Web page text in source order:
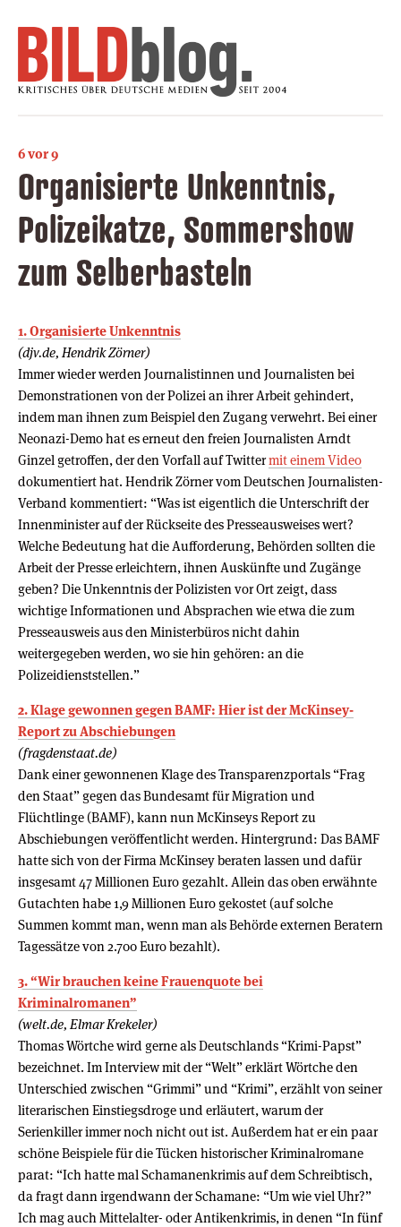
6 vor 9
Organisierte Unkenntnis,
Polizeikatze, Sommershow
zum Selberbasteln
1. Organisierte Unkenntnis
(djv.de, Hendrik Zörner)
Immer wieder werden Journalistinnen und Journalisten bei
Demonstrationen von der Polizei an ihrer Arbeit gehindert,
indem man ihnen zum Beispiel den Zugang verwehrt. Bei einer
Neonazi-Demo hat es erneut den freien Journalisten Arndt
Ginzel getroffen, der den Vorfall auf Twittermit einem Video
dokumentiert hat. Hendrik Zörner vom Deutschen Journalisten-
Verband kommentiert: “Was ist eigentlich die Unterschrift der
Innenminister auf der Rückseite des Presseausweises wert?
Welche Bedeutung hat die Aufforderung, Behörden sollten die
Arbeit der Presse erleichtern, ihnen Auskünfte und Zugänge
geben? Die Unkenntnis der Polizisten vor Ort zeigt, dass
wichtige Informationen und Absprachen wie etwa die zum
Presseausweis aus den Ministerbüros nicht dahin
weitergegeben werden, wo sie hin gehören: an die
Polizeidienststellen.”
2. Klage gewonnen gegen BAMF: Hier ist der McKinsey-
Report zu Abschiebungen
(fragdenstaat.de)
Dank einer gewonnenen Klage des Transparenzportals “Frag
den Staat” gegen das Bundesamt für Migration und
Flüchtlinge (BAMF), kann nun McKinseys Report zu
Abschiebungen veröffentlicht werden. Hintergrund: Das BAMF
hatte sich von der Firma McKinsey beraten lassen und dafür
insgesamt 47 Millionen Euro gezahlt. Allein das oben erwähnte
Gutachten habe 1,9 Millionen Euro gekostet (auf solche
Summen kommt man, wenn man als Behörde externen Beratern
Tagessätze von 2.700 Euro bezahlt).
3. “Wir brauchen keine Frauenquote bei
Kriminalromanen”
(welt.de, Elmar Krekeler)
Thomas Wörtche wird gerne als Deutschlands “Krimi-Papst”
bezeichnet. Im Interview mit der “Welt” erklärt Wörtche den
Unterschied zwischen “Grimmi” und “Krimi”, erzählt von seiner
literarischen Einstiegsdroge und erläutert, warum der
Serienkiller immer noch nicht out ist. Außerdem hat er ein paar
schöne Beispiele für die Tücken historischer Kriminalromane
parat: “Ich hatte mal Schamanenkrimis auf dem Schreibtisch,
da fragt dann irgendwann der Schamane: “Um wie viel Uhr?”
Ich mag auch Mittelalter- oder Antikenkrimis, in denen “In fünf